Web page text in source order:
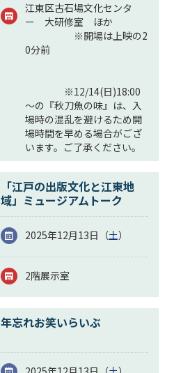
江東区古石場文化センタ
ー 大研修室 ほか
※開場は上映の2
0分前
※12/14(日)18:00
～の『秋刀魚の味』は、入
場時の混乱を避けるため開
場時間を早める場合がござ
います。ご了承ください。
「江戸の出版文化と江東地
域」ミュージアムトーク
2025年12月13日（土）
2階展示室
年忘れお笑いらいぶ